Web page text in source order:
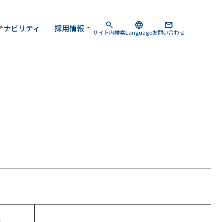
search
サイト内検索
language
Language
mail
お問い合わせ
ナビリティ 採用情報 arrow_drop_down